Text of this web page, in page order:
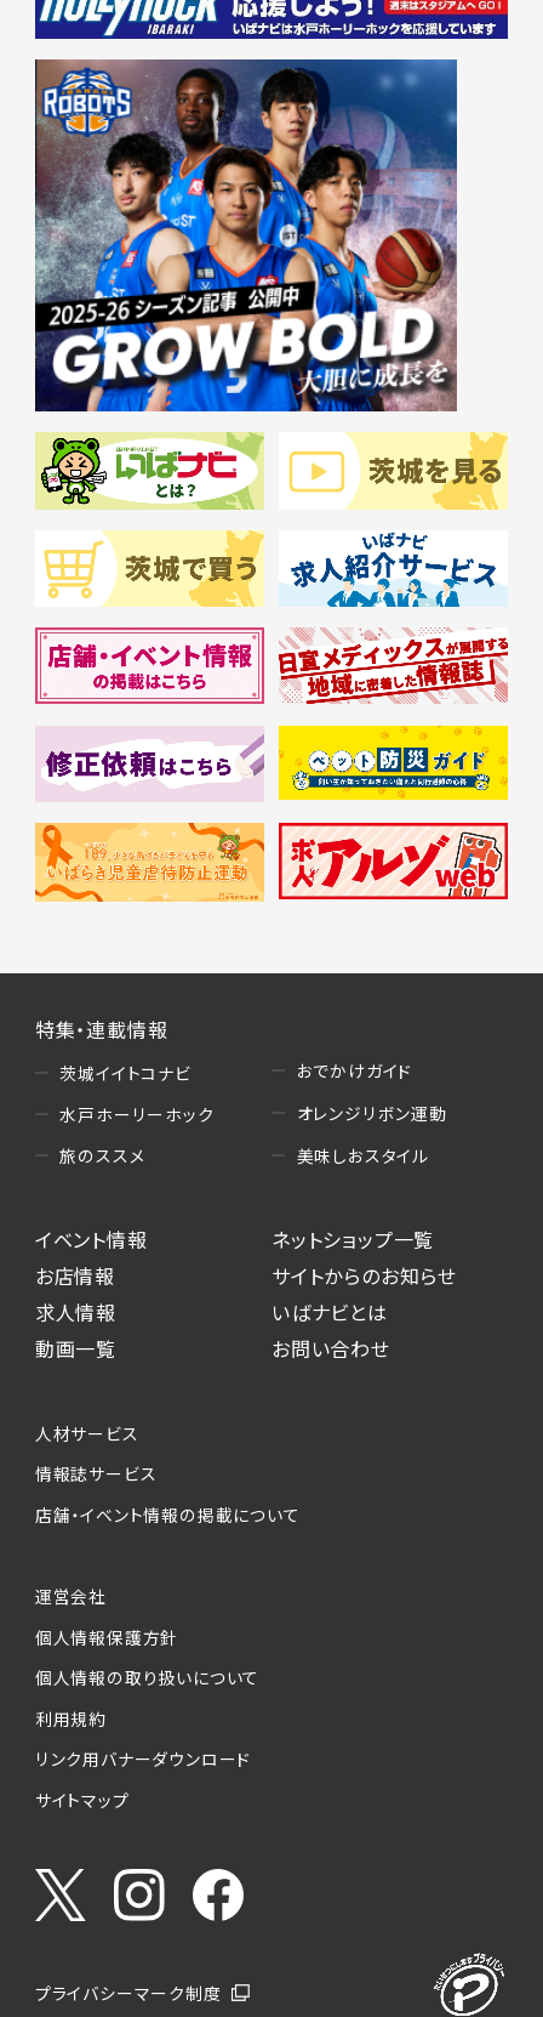
特集・連載情報
茨城イイトコナビ
水戸ホーリーホック
旅のススメ
おでかけガイド
オレンジリボン運動
美味しおスタイル
イベント情報
お店情報
求人情報
動画一覧
ネットショップ一覧
サイトからのお知らせ
いばナビとは
お問い合わせ
人材サービス
情報誌サービス
店舗・イベント情報の掲載について
運営会社
個人情報保護方針
個人情報の取り扱いについて
利用規約
リンク用バナーダウンロード
サイトマップ
プライバシーマーク制度